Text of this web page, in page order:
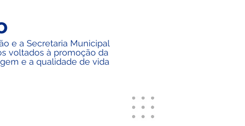
e a Secretaria Municipal
voltados à promoção da
e a qualidade de vida